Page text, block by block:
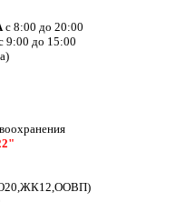
с 8:00 до 20:00
9:00 до 15:00